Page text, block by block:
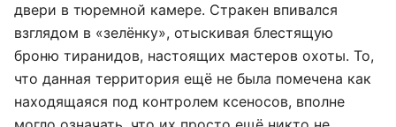
двери в тюремной камере. Стракен впивался
взглядом в «зелёнку», отыскивая блестящую
броню тиранидов, настоящих мастеров охоты. То,
что данная территория ещё не была помечена как
находящаяся под контролем ксеносов, вполне